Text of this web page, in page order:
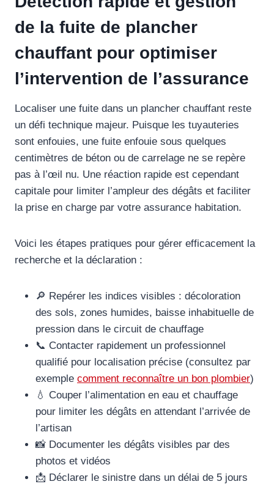
de la fuite de plancher
chauffant pour optimiser
l’intervention de l’assurance
Localiser une fuite dans un plancher chauffant reste
un défi technique majeur. Puisque les tuyauteries
sont enfouies, une fuite enfouie sous quelques
centimètres de béton ou de carrelage ne se repère
pas à l’œil nu. Une réaction rapide est cependant
capitale pour limiter l’ampleur des dégâts et faciliter
la prise en charge par votre assurance habitation.
Voici les étapes pratiques pour gérer efficacement la
recherche et la déclaration :
🔎 Repérer les indices visibles : décoloration
des sols, zones humides, baisse inhabituelle de
pression dans le circuit de chauffage
📞 Contacter rapidement un professionnel
qualifié pour localisation précise (consultez par
exemple comment reconnaître un bon plombier)
💧 Couper l’alimentation en eau et chauffage
pour limiter les dégâts en attendant l’arrivée de
l’artisan
📸 Documenter les dégâts visibles par des
photos et vidéos
📩 Déclarer le sinistre dans un délai de 5 jours